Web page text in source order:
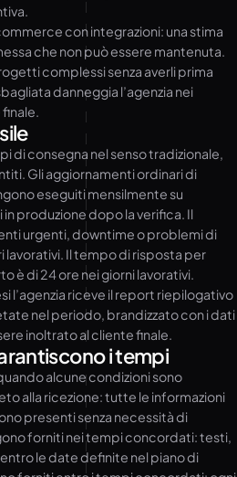
con integrazioni: una stima
che non può essere mantenuta.
complessi senza averli prima
danneggia l’agenzia nei
di consegna nel senso tradizionale,
Gli aggiornamenti ordinari di
eseguiti mensilmente su
produzione dopo la verifica. Il
urgenti, downtime o problemi di
lavorativi. Il tempo di risposta per
è di 24 ore nei giorni lavorativi.
l’agenzia riceve il report riepilogativo
nel periodo, brandizzato con i dati
inoltrato al cliente finale.
i tempi
alcune condizioni sono
alla ricezione: tutte le informazioni
presenti senza necessità di
forniti nei tempi concordati: testi,
le date definite nel piano di